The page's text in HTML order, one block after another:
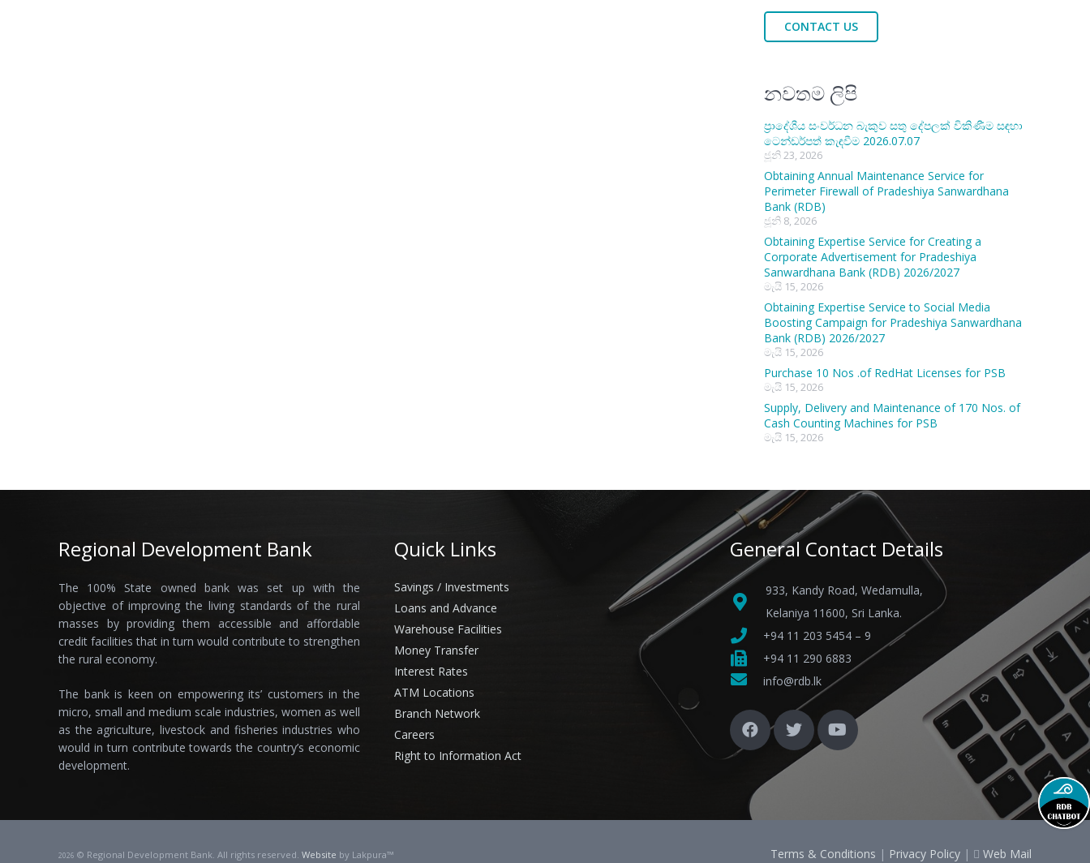
CONTACT US
නවතම ලිපි
ප්‍රාදේශීය සංවර්ධන බැකුව සතු දේපලක් විකිණීම සඳහා
ටෙන්ඩර්පත් කැඳවීම 2026.07.07
ජූනි 23, 2026
Obtaining Annual Maintenance Service for
Perimeter Firewall of Pradeshiya Sanwardhana
Bank (RDB)
ජූනි 8, 2026
Obtaining Expertise Service for Creating a
Corporate Advertisement for Pradeshiya
Sanwardhana Bank (RDB) 2026/2027
මැයි 15, 2026
Obtaining Expertise Service to Social Media
Boosting Campaign for Pradeshiya Sanwardhana
Bank (RDB) 2026/2027
මැයි 15, 2026
Purchase 10 Nos .of RedHat Licenses for PSB
මැයි 15, 2026
Supply, Delivery and Maintenance of 170 Nos. of
Cash Counting Machines for PSB
මැයි 15, 2026
Regional Development Bank
The 100% State owned bank was set up with the
objective of improving the living standards of the rural
masses by providing them accessible and affordable
credit facilities that in turn would contribute to strengthen
the rural economy.
The bank is keen on empowering its’ customers in the
micro, small and medium scale industries, women as well
as the agriculture, livestock and fisheries industries who
would in turn contribute towards the country’s economic
development.
Quick Links
Savings / Investments
Loans and Advance
Warehouse Facilities
Money Transfer
Interest Rates
ATM Locations
Branch Network
Careers
Right to Information Act
General Contact Details
933, Kandy Road, Wedamulla,
Kelaniya 11600, Sri Lanka.
+94 11 203 5454 – 9
+94 11 290 6883
info@rdb.lk
2026 © Regional Development Bank. All rights reserved. Website by Lakpura™ Terms & Conditions | Privacy Policy | Web Mail